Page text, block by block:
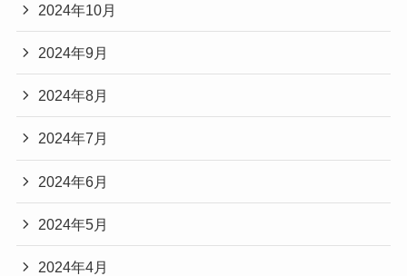
2024年10月
2024年9月
2024年8月
2024年7月
2024年6月
2024年5月
2024年4月